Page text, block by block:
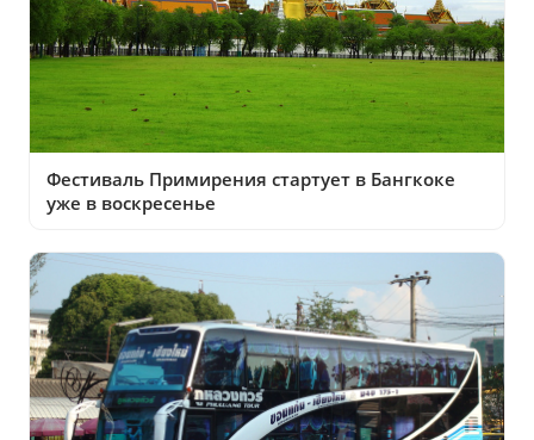
Фестиваль Примирения стартует в Бангкоке
уже в воскресенье